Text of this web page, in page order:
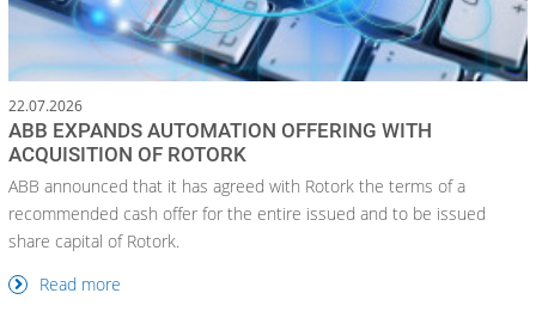
22.07.2026
ABB EXPANDS AUTOMATION OFFERING WITH
ACQUISITION OF ROTORK
ABB announced that it has agreed with Rotork the terms of a
recommended cash offer for the entire issued and to be issued
share capital of Rotork.
Read more